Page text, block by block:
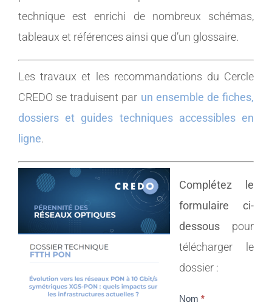
technique est enrichi de nombreux schémas,
tableaux et références ainsi que d’un glossaire.
Les travaux et les recommandations du Cercle
CREDO se traduisent par un ensemble de fiches,
dossiers et guides techniques accessibles en
ligne.
Complétez le
formulaire ci-
dessous pour
télécharger le
dossier :
Dossier
Nom *